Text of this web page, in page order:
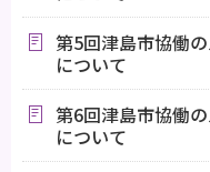
第5回津島市協働
について
第6回津島市協働
について